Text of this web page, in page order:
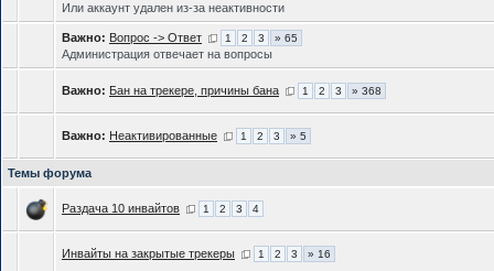
Или аккаунт удален из-за неактивности
Важно: Вопрос -> Ответ 1 2 3 » 65
Администрация отвечает на вопросы
Важно: Бан на трекере, причины бана 1 2 3 » 368
Важно: Неактивированные 1 2 3 » 5
Темы форума
Раздача 10 инвайтов 1 2 3 4
Инвайты на закрытые трекеры 1 2 3 » 16